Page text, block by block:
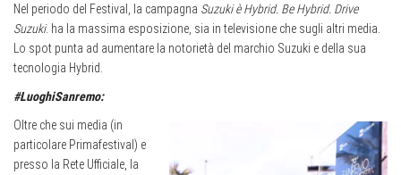
Nel periodo del Festival, la campagna Suzuki è Hybrid. Be Hybrid. Drive
Suzuki. ha la massima esposizione, sia in televisione che sugli altri media.
Lo spot punta ad aumentare la notorietà del marchio Suzuki e della sua
tecnologia Hybrid.
#LuoghiSanremo:
Oltre che sui media (in
particolare Primafestival) e
presso la Rete Ufficiale, la